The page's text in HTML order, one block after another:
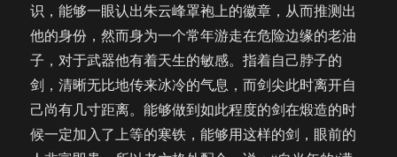
识，能够一眼认出朱云峰罩袍上的徽章，从而推测出
他的身份，然而身为一个常年游走在危险边缘的老油
子，对于武器他有着天生的敏感。指着自己脖子的
剑，清晰无比地传来冰冷的气息，而剑尖此时离开自
己尚有几寸距离。能够做到如此程度的剑在煅造的时
候一定加入了上等的寒铁，能够用这样的剑，眼前的